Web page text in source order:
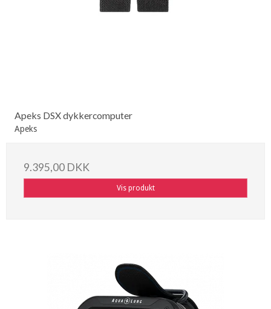
Apeks DSX dykkercomputer
Apeks
9.395,00 DKK
Vis produkt